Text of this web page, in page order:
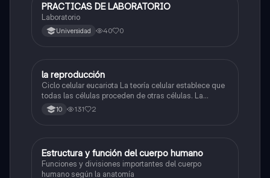
Biologia
PRACTICAS DE LABORATORIO
Laboratorio
Universidad 40 0
Biologia
la reproducción
Ciclo celular eucariota La teoría celular establece que
todas las células proceden de otras células. La
reproducción celular implica una serie de fases
altamente coordinadas que reciben en conjunto el
10 131 2
Biologia
Estructura y función del cuerpo humano
Funciones y divisiones importantes del cuerpo
humano según la anatomía